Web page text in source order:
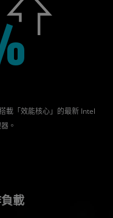
載「效能核心」的最新 Intel
。
載